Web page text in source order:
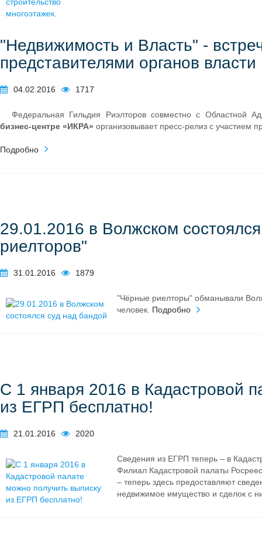
"Недвижимость и Власть" -
представителями органов власти
04.02.2016 1717
Федеральная Гильдия Риэлторов совместно с Областной
бизнес-центре «ИКРА» организовывает пресс-релиз с участием
Подробно
29.01.2016 в Волжском
риелторов"
31.01.2016 1879
"Чёрные риелторы" обманывали
человек. Подробно
С 1 января 2016 в Кадастровой
из ЕГРП бесплатно!
21.01.2016 2020
Сведения из ЕГРП теперь – в
Филиал Кадастровой палаты
– теперь здесь предоставляют
недвижимое имущество и сделок с